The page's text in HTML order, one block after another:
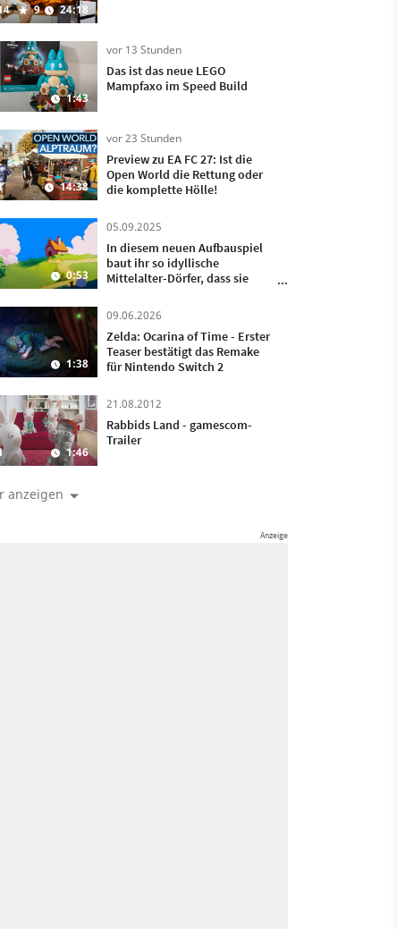
9 24:18
1:43
vor 13 Stunden
Das ist das neue LEGO
Mampfaxo im Speed Build
14:38
vor 23 Stunden
Preview zu EA FC 27: Ist die
Open World die Rettung oder
die komplette Hölle!
0:53
05.09.2025
In diesem neuen Aufbauspiel
baut ihr so idyllische
Mittelalter-Dörfer, dass sie
stammen könnten
1:38
09.06.2026
Zelda: Ocarina of Time - Erster
Teaser bestätigt das Remake
für Nintendo Switch 2
1:46
21.08.2012
Rabbids Land - gamescom-
Trailer
anzeigen